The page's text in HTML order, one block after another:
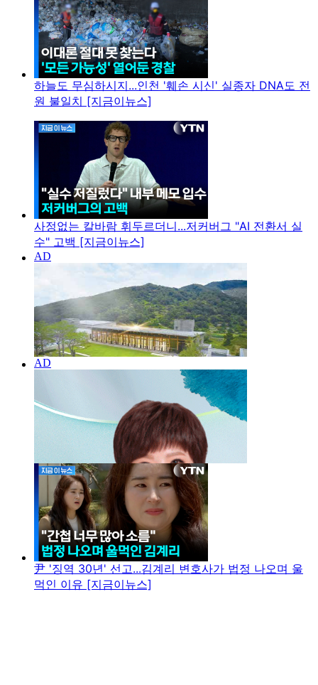
하늘도 무심하시지...인천 '훼손 시신' 실종자 DNA도 전
원 불일치 [지금이뉴스]
사정없는 칼바람 휘두르더니...저커버그 "AI 전환서 실
수" 고백 [지금이뉴스]
尹 '징역 30년' 선고...김계리 변호사가 법정 나오며 울
먹인 이유 [지금이뉴스]